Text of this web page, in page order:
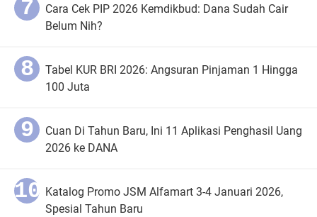
Cara Cek PIP 2026 Kemdikbud: Dana Sudah Cair
Belum Nih?
Tabel KUR BRI 2026: Angsuran Pinjaman 1 Hingga
100 Juta
Cuan Di Tahun Baru, Ini 11 Aplikasi Penghasil Uang
2026 ke DANA
Katalog Promo JSM Alfamart 3-4 Januari 2026,
Spesial Tahun Baru